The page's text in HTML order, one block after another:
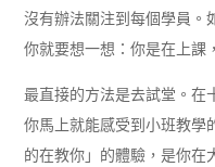
沒有辦法關注到每個學員。
你就要想一想：你是在上課
最直接的方法是去試堂。在
你馬上就能感受到小班教學
的在教你」的體驗，是你在